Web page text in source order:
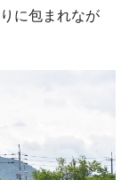
に包まれなが